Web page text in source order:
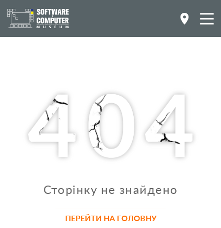
Сторінку не знайдено
ПЕРЕЙТИ НА ГОЛОВНУ